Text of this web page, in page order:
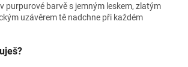
purpurové barvě s jemným leskem, zlatým
uzávěrem tě nadchne při každém